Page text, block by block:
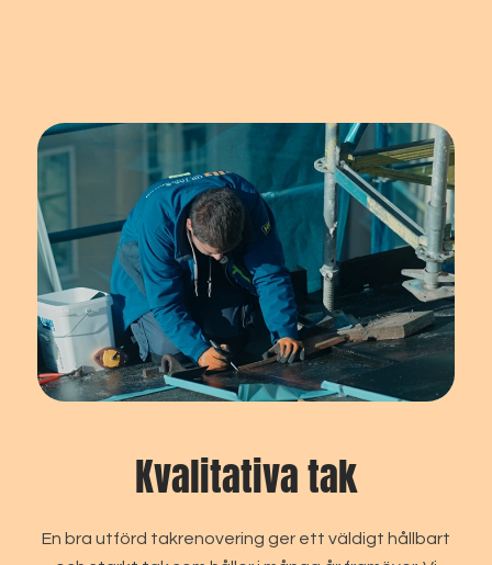
Kvalitativa tak
En bra utförd takrenovering ger ett väldigt hållbart